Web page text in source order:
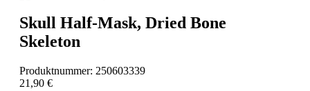
Skull Half-Mask, Dried Bone
Skeleton
Produktnummer: 250603339
21,90 €